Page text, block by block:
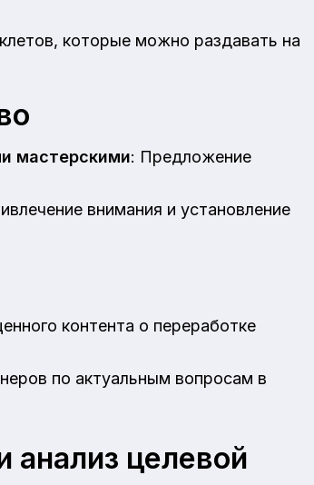
которые можно раздавать на
мастерскими: Предложение
внимания и установление
контента о переработке
по актуальным вопросам в
анализ целевой